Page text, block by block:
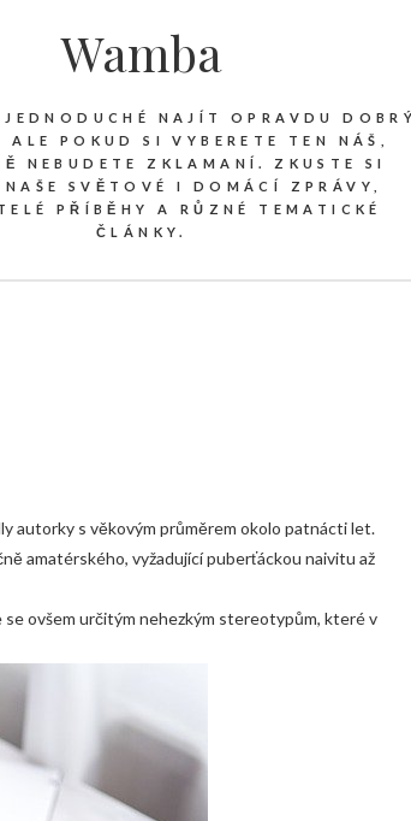
Wamba
NAJÍT OPRAVDU
ALE POKUD SI VYBERETE TEN NÁŠ,
NEBUDETE ZKLAMANÍ. ZKUSTE SI
NAŠE SVĚTOVÉ I DOMÁCÍ ZPRÁVY,
PŘÍBĚHY A RŮZNÉ TEMATICKÉ
ČLÁNKY.
autorky s věkovým průměrem okolo patnácti let.
amatérského, vyžadující puberťáckou naivitu až
ovšem určitým nehezkým stereotypům, které v